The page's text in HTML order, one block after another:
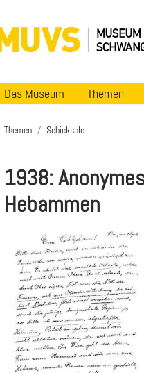
Das Museum Themen
Themen Schicksale
1938:
Hebammen